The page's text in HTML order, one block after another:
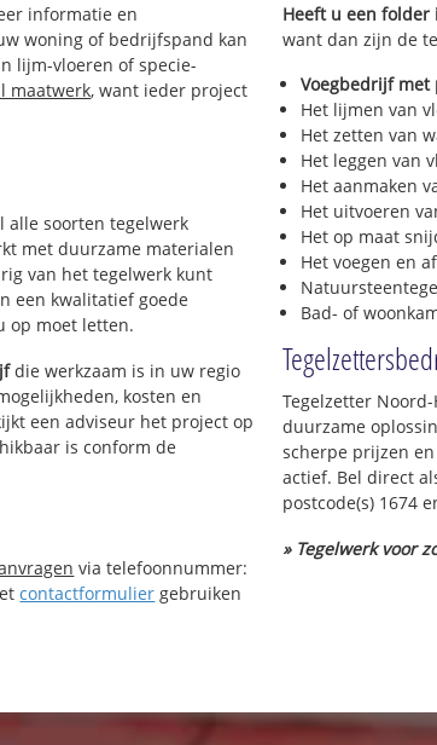
informatie en
woning of bedrijfspand kan
lijm-vloeren of specie-
maatwerk, want ieder project
alle soorten tegelwerk
met duurzame materialen
van het tegelwerk kunt
een kwalitatief goede
op moet letten.
die werkzaam is in uw regio
kosten en
een adviseur het project op
is conform de
via telefoonnummer:
contactformulier gebruiken
Heeft u een folder
want dan zijn de
Voegbedrijf met
Het lijmen van
Het zetten van
Het leggen van
Het aanmaken
Het uitvoeren
Het op maat
Het voegen en
Bad- of
Tegelzetter
duurzame
scherpe prijzen
actief. Bel direct
postcode(s) 1674
» Tegelwerk voor